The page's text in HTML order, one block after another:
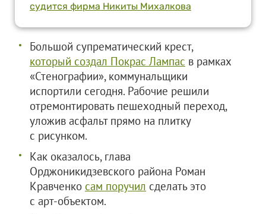
судится фирма Никиты Михалкова
Большой супрематический крест,
который создал Покрас Лампас в рамках
«Стенографии», коммунальщики
испортили сегодня. Рабочие решили
отремонтировать пешеходный переход,
уложив асфальт прямо на плитку
с рисунком.
Как оказалось, глава
Орджоникидзевского района Роман
Кравченко сам поручил сделать это
с арт-объектом.